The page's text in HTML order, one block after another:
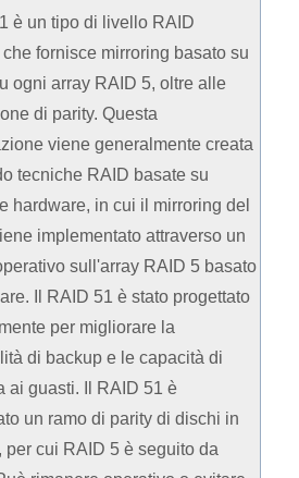
è un tipo di livello RAID
fornisce mirroring basato su
ogni array RAID 5, oltre alle
di parity. Questa
viene generalmente creata
tecniche RAID basate su
hardware, in cui il mirroring del
implementato attraverso un
sull'array RAID 5 basato
Il RAID 51 è stato progettato
per migliorare la
di backup e le capacità di
ai guasti. Il RAID 51 è
un ramo di parity di dischi in
per cui RAID 5 è seguito da